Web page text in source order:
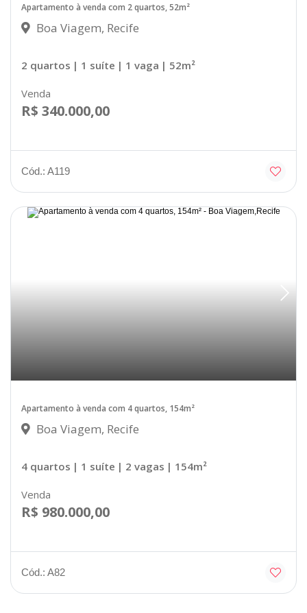
Apartamento à venda com 2 quartos, 52m²
Boa Viagem, Recife
2 quartos | 1 suíte | 1 vaga | 52m²
Venda
R$ 340.000,00
Cód.: A119
Apartamento à venda com 4 quartos, 154m²
Boa Viagem, Recife
4 quartos | 1 suíte | 2 vagas | 154m²
Venda
R$ 980.000,00
Cód.: A82